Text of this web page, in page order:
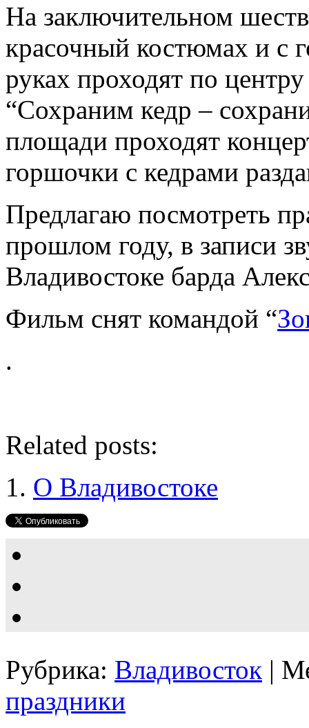
На заключительном
красочный костюмах и с
руках проходят по
“Сохраним кедр –
площади проходят
горшочки с кедрами
Предлагаю посмотреть
прошлом году, в записи
Владивостоке барда
Фильм снят командой “
.
Related posts:
О Владивостоке
Рубрика: Владивосток |
праздники